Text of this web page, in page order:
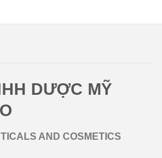
DƯỢC MỸ
AND COSMETICS